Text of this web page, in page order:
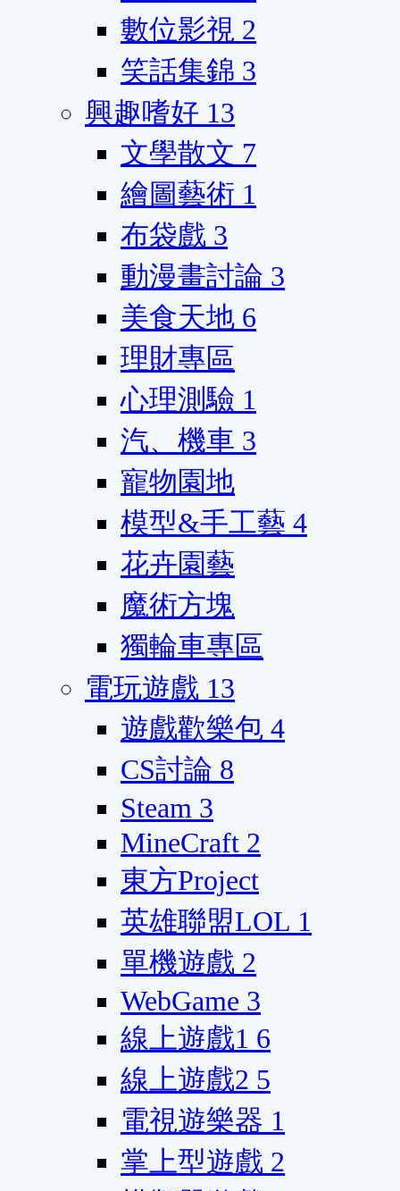
數位影視 2
笑話集錦 3
興趣嗜好 13
文學散文 7
繪圖藝術 1
布袋戲 3
動漫畫討論 3
美食天地 6
理財專區
心理測驗 1
汽、機車 3
寵物園地
模型&手工藝 4
花卉園藝
魔術方塊
獨輪車專區
電玩遊戲 13
遊戲歡樂包 4
CS討論 8
Steam 3
MineCraft 2
東方Project
英雄聯盟LOL 1
單機遊戲 2
WebGame 3
線上遊戲1 6
線上遊戲2 5
電視遊樂器 1
掌上型遊戲 2